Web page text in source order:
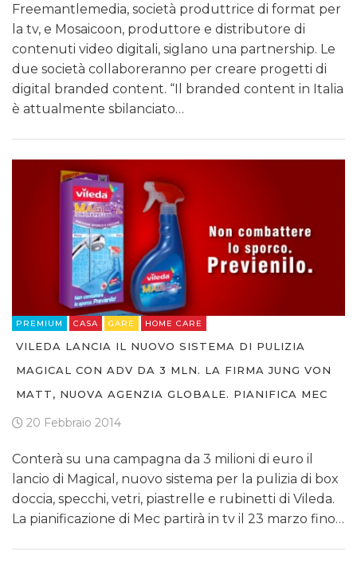
Freemantlemedia, società produttrice di format per
la tv, e Mosaicoon, produttore e distributore di
contenuti video digitali, siglano una partnership. Le
due società collaboreranno per creare progetti di
digital branded content. “Il branded content in Italia
è attualmente sbilanciato…
PREMIUM CASA GARE HOME CARE
VILEDA LANCIA IL NUOVO SISTEMA DI PULIZIA
MAGICAL CON ADV DA 3 MLN. LA FIRMA JUNG VON
MATT, NUOVA AGENZIA GLOBALE. PIANIFICA MEC
20 Febbraio 2014
Conterà su una campagna da 3 milioni di euro il
lancio di Magical, nuovo sistema per la pulizia di box
doccia, specchi, vetri, piastrelle e rubinetti di Vileda.
La pianificazione di Mec partirà in tv il 23 marzo fino…